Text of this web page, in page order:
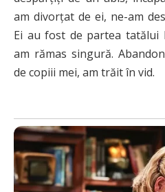
am divorțat de ei, ne-am
Ei au fost de partea
am rămas singură.
de copiii mei, am trăit în vid.